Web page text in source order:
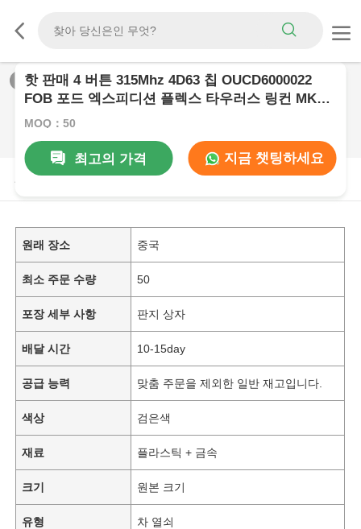
/0
핫 판매 4 버튼 315Mhz 4D63 칩 OUCD6000022
FOB 포드 엑스피디션 플렉스 타우러스 링컨 MKZ
무스탱 네비게이터
MOQ：50
최고의 가격
지금 챗팅하세요
제품 설명
원래 장소 중국
최소 주문 수량 50
포장 세부 사항 판지 상자
배달 시간 10-15day
공급 능력 맞춤 주문을 제외한 일반 재고입니다.
색상 검은색
재료 플라스틱 + 금속
크기 원본 크기
유형 차 열쇠